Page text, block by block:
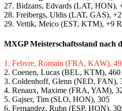
27. Bidzans, Edvards (LAT, HON),
28. Freibergs, Uldis (LAT, GAS),
29. Vettik, Meico (EST, KTM), +9
MXGP Meisterschaftsstand nach
1. Febvre, Romain (FRA, KAW),
2. Coenen, Lucas (BEL, KTM), 460
3. Coldenhoff, Glenn (NED, FAN),
4. Renaux, Maxime (FRA, YAM),
5. Gajser, Tim (SLO, HON), 305
6. Fernandez, Rubn (ESP, HON),